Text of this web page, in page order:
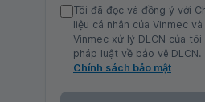
Tôi đã đọc và đồng ý với
liệu cá nhân của Vinmec
Vinmec xử lý DLCN của
pháp luật về bảo vệ DLCN.
Chính sách bảo mật